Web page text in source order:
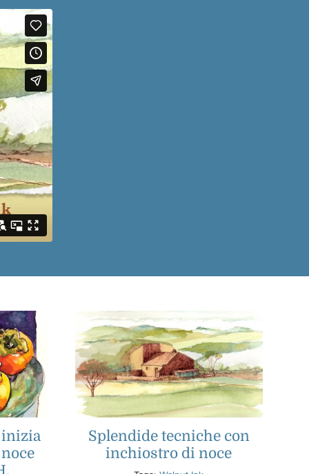
inizia
Splendide tecniche con
inchiostro di noce